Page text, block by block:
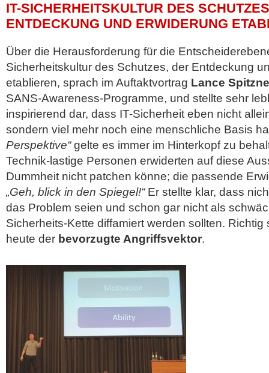
IT-SICHERHEITSKULTUR DES
ENTDECKUNG UND ERWIDERUNG
Über die Herausforderung für die
Sicherheitskultur des Schutzes, der Entdeckung
etablieren, sprach im Auftaktvortrag Lance
SANS-Awareness-Programme, und stellte sehr
inspirierend dar, dass IT-Sicherheit eben nicht
sondern viel mehr noch eine menschliche Basis
Perspektive“gelte es immer im Hinterkopf zu
Technik-lastige Personen erwiderten auf diese
Dummheit nicht patchen könne; die passende
„Geh, blick in den Spiegel!“Er stellte klar, dass
das Problem seien und schon gar nicht als
Sicherheits-Kette diffamiert werden sollten.
heute der bevorzugte Angriffsvektor.